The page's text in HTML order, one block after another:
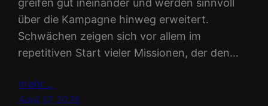
über die Kampagne hinweg erweitert.
Schwächen zeigen sich vor allem im
repetitiven Start vieler Missionen, der den…
mehr…
April 17, 2026